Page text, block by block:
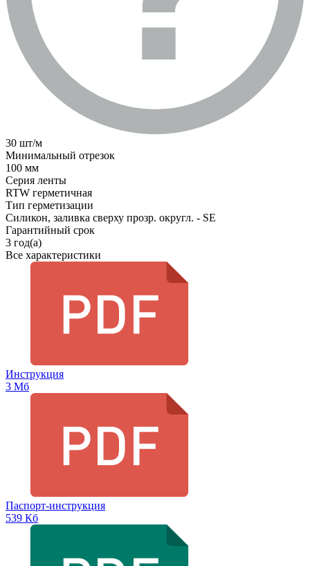
30 шт/м
Минимальный отрезок
100 мм
Серия ленты
RTW герметичная
Тип герметизации
Силикон, заливка сверху прозр. округл. - SE
Гарантийный срок
3 год(а)
Все характеристики
Инструкция
3 Мб
Паспорт-инструкция
539 Кб